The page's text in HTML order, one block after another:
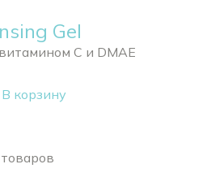
Gel
С и DMAE
В корзину